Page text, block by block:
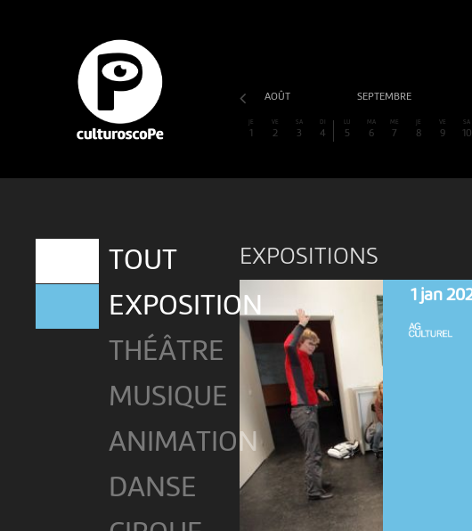
AOÛT SEPTEMBRE
JE
1
VE
2
SA
3
DI
4
LU
5
MA
6
ME
7
JE
8
VE
9
SA
10
TOUT
EXPOSITION
THÉÂTRE
MUSIQUE
ANIMATION
DANSE
EXPOSITIONS
1 jan